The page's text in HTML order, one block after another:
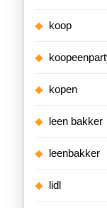
koop
kopen
leen bakker
leenbakker
lidl